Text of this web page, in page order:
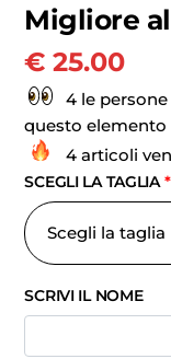
Migliore
€ 25.00
4 le
questo elemento
4 articoli
SCEGLI LA TAGLIA*
SCRIVI IL NOME